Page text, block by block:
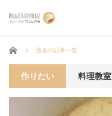
ホーム 過去の記事一覧
作りたい 料理教室